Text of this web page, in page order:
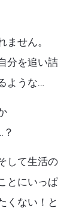
せん。
分を追い詰
ような…
して生活の
とにいっぱ
くない！と